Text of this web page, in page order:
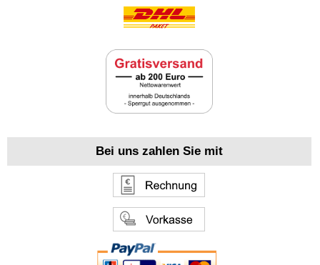
Bei uns zahlen Sie mit